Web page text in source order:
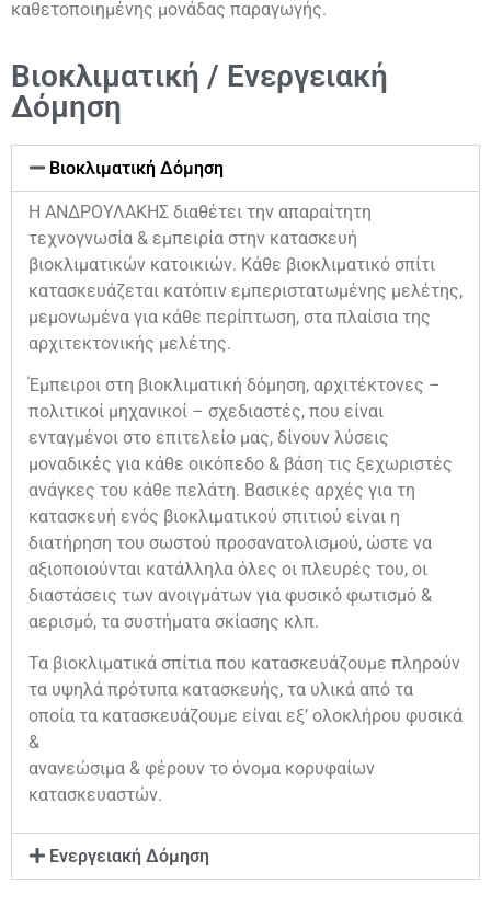
καθετοποιημένης μονάδας παραγωγής.
Βιοκλιματική / Ενεργειακή
Δόμηση
Βιοκλιματική Δόμηση
Η ΑΝΔΡΟΥΛΑΚΗΣ διαθέτει την απαραίτητη
τεχνογνωσία & εμπειρία στην κατασκευή
βιοκλιματικών κατοικιών. Κάθε βιοκλιματικό σπίτι
κατασκευάζεται κατόπιν εμπεριστατωμένης μελέτης,
μεμονωμένα για κάθε περίπτωση, στα πλαίσια της
αρχιτεκτονικής μελέτης.
Έμπειροι στη βιοκλιματική δόμηση, αρχιτέκτονες –
πολιτικοί μηχανικοί – σχεδιαστές, που είναι
ενταγμένοι στο επιτελείο μας, δίνουν λύσεις
μοναδικές για κάθε οικόπεδο & βάση τις ξεχωριστές
ανάγκες του κάθε πελάτη. Βασικές αρχές για τη
κατασκευή ενός βιοκλιματικού σπιτιού είναι η
διατήρηση του σωστού προσανατολισμού, ώστε να
αξιοποιούνται κατάλληλα όλες οι πλευρές του, οι
διαστάσεις των ανοιγμάτων για φυσικό φωτισμό &
αερισμό, τα συστήματα σκίασης κλπ.
Τα βιοκλιματικά σπίτια που κατασκευάζουμε πληρούν
τα υψηλά πρότυπα κατασκευής, τα υλικά από τα
οποία τα κατασκευάζουμε είναι εξ’ ολοκλήρου φυσικά
&
ανανεώσιμα & φέρουν το όνομα κορυφαίων
κατασκευαστών.
Ενεργειακή Δόμηση